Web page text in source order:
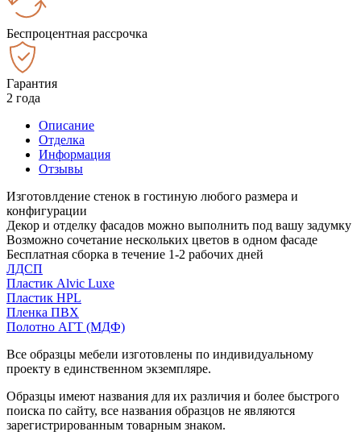
Беспроцентная рассрочка
Гарантия
2 года
Описание
Отделка
Информация
Отзывы
Изготовлдение стенок в гостиную любого размера и
конфигурации
Декор и отделку фасадов можно выполнить под вашу задумку
Возможно сочетание нескольких цветов в одном фасаде
Бесплатная сборка в течение 1-2 рабочих дней
ЛДСП
Пластик Alvic Luxe
Пластик HPL
Пленка ПВХ
Полотно АГТ (МДФ)
Все образцы мебели изготовлены по индивидуальному
проекту в единственном экземпляре.
Образцы имеют названия для их различия и более быстрого
поиска по сайту, все названия образцов не являются
зарегистрированным товарным знаком.